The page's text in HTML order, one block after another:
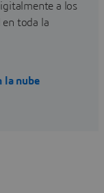
a los
toda la
la nube